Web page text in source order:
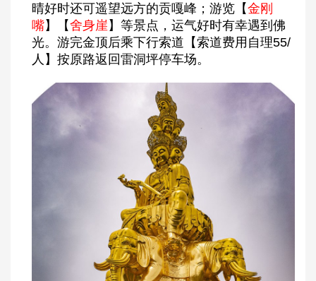
晴好时还可遥望远方的贡嘎峰；游览【金刚
嘴】【舍身崖 】等景点，运气好时有幸遇到佛
光。游完金顶后乘下行索道【索道费用自理55/
人】按原路返回雷洞坪停车场。